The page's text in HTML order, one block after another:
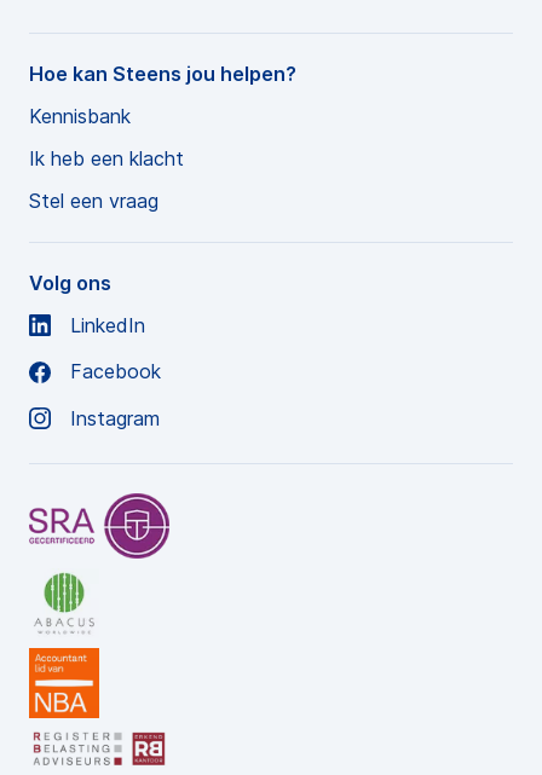
Hoe kan Steens jou helpen?
Kennisbank
Ik heb een klacht
Stel een vraag
Volg ons
LinkedIn
Facebook
Instagram